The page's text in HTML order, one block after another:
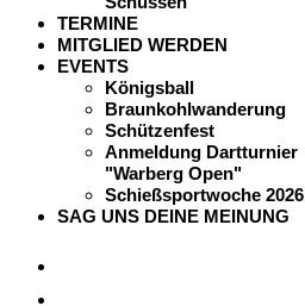
TERMINE
MITGLIED WERDEN
EVENTS
Königsball
Braunkohlwanderung
Schützenfest
Anmeldung Dartturnier
"Warberg Open"
Schießsportwoche 2026
SAG UNS DEINE MEINUNG